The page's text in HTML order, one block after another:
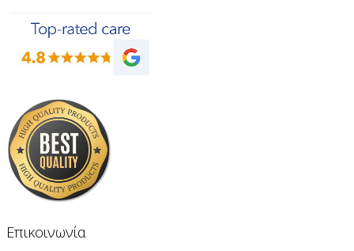
Επικοινωνία